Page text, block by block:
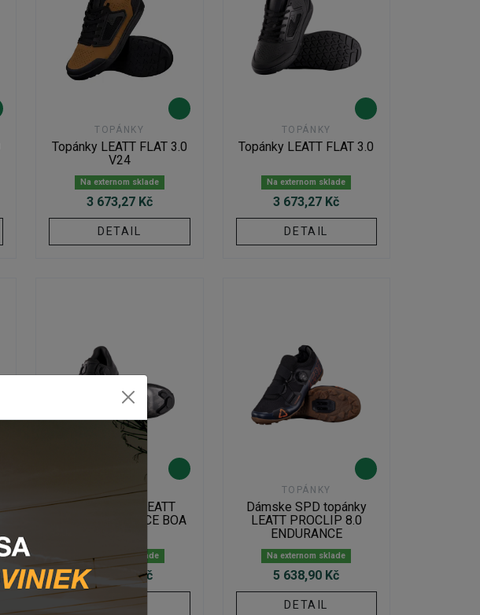
TOPÁNKY
Topánky LEATT FLAT 3.0
V24
Na externom sklade
3 673,27 Kč
DETAIL
TOPÁNKY
Topánky LEATT FLAT 3.0
Na externom sklade
3 673,27 Kč
DETAIL
TOPÁNKY
SPD Topánky LEATT
PROCLIP 9.0 RACE BOA
Na externom sklade
9 815,86 Kč
DETAIL
TOPÁNKY
Dámske SPD topánky
LEATT PROCLIP 8.0
ENDURANCE
Na externom sklade
5 638,90 Kč
DETAIL